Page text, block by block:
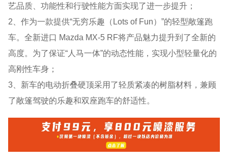
艺品质、功能性和行驶性能方面实现了进一步提升；
2、作为一款提供“无穷乐趣（Lots of Fun）”的轻型敞篷跑
车。全新进口 Mazda MX-5 RF将产品魅力提升到了全新的
高度。为了保证“人马一体”的动态性能，实现小型轻量化的
高刚性车身；
3、新车的电动折叠硬顶采用了轻质紧凑的树脂材料，兼顾
了敞篷驾驶的乐趣和双座跑车的舒适性。